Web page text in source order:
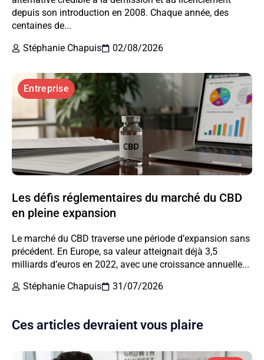
depuis son introduction en 2008. Chaque année, des
centaines de...
Stéphanie Chapuis
02/08/2026
Entreprise
Les défis réglementaires du marché du CBD
en pleine expansion
Le marché du CBD traverse une période d’expansion sans
précédent. En Europe, sa valeur atteignait déjà 3,5
milliards d’euros en 2022, avec une croissance annuelle...
Stéphanie Chapuis
31/07/2026
Ces articles devraient vous plaire